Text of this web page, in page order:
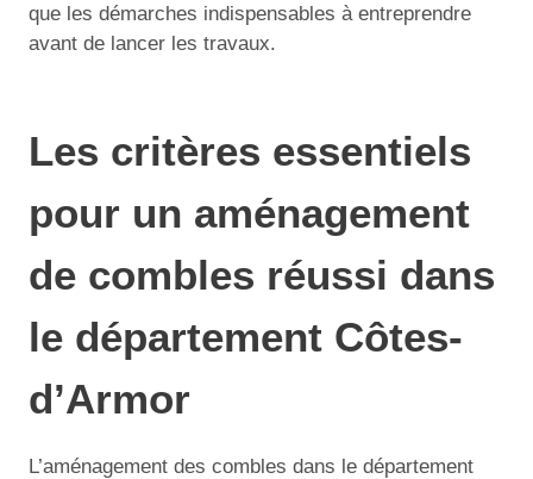
que les démarches indispensables à entreprendre
avant de lancer les travaux.
Les critères essentiels
pour un aménagement
de combles réussi dans
le département Côtes-
d’Armor
L’aménagement des combles dans le département